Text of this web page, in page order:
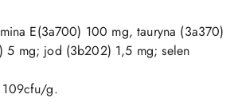
E(3a700) 100 mg, tauryna (3a370)
5 mg; jod (3b202) 1,5 mg; selen
109cfu/g.